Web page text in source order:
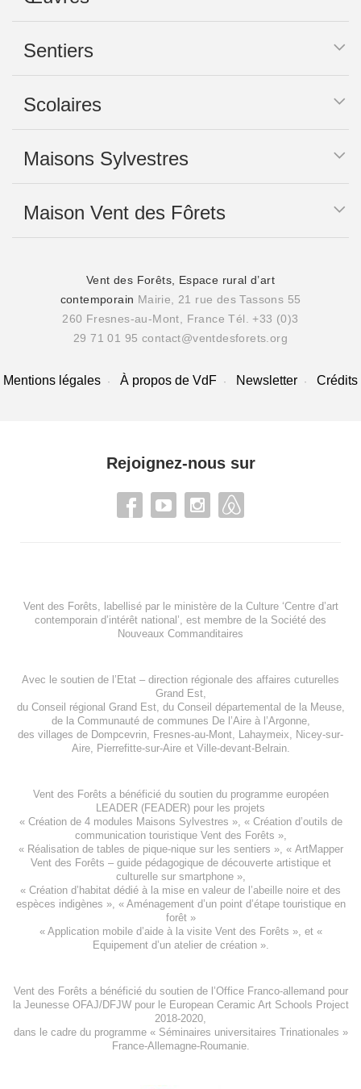
Sentiers
Scolaires
Maisons Sylvestres
Maison Vent des Fôrets
Vent des Forêts, Espace rural d’art
contemporain Mairie, 21 rue des Tassons 55
260 Fresnes-au-Mont, France Tél. +33 (0)3
29 71 01 95 contact@ventdesforets.org
Mentions légales À propos de VdF Newsletter Crédits
Rejoignez-nous sur
Vent des Forêts, labellisé par le ministère de la Culture ‘Centre d’art
contemporain d’intérêt national’, est membre de la Société des
Nouveaux Commanditaires
Avec le soutien de l’ Etat – direction régionale des affaires cuturelles
Grand Est,
du Conseil régional Grand Est, du Conseil départemental de la Meuse,
de la Communauté de communes De l’Aire à l’Argonne,
des villages de Dompcevrin Fresnes-au-Mont Lahaymeix
Nicey-sur-
Aire, Pierrefitte-sur-Aireet Ville-devant-Belrain.
Vent des Forêts a bénéficié du soutien du programme européen
LEADER (FEADER) pour les projets
« Création de 4 modules Maisons Sylvestres », « Création d’outils de
communication touristique Vent des Forêts »,
« Réalisation de tables de pique-nique sur les sentiers », « ArtMapper
Vent des Forêts – guide pédagogique de découverte artistique et
culturelle sur smartphone »,
« Création d’habitat dédié à la mise en valeur de l’abeille noire et des
espèces indigènes », « Aménagement d’un point d’étape touristique en
forêt»
« Application mobile d’aide à la visite Vent des Forêts », et «
Equipement d’un atelier de création».
Vent des Forêts a bénéficié du soutien de l’Office Franco-allemand pour
la Jeunesse OFAJ/DFJWpour leEuropean Ceramic Art Schools Project
2018-2020
dans le cadre du programme « Séminaires universitaires Trinationales »
France-Allemagne-Roumanie.